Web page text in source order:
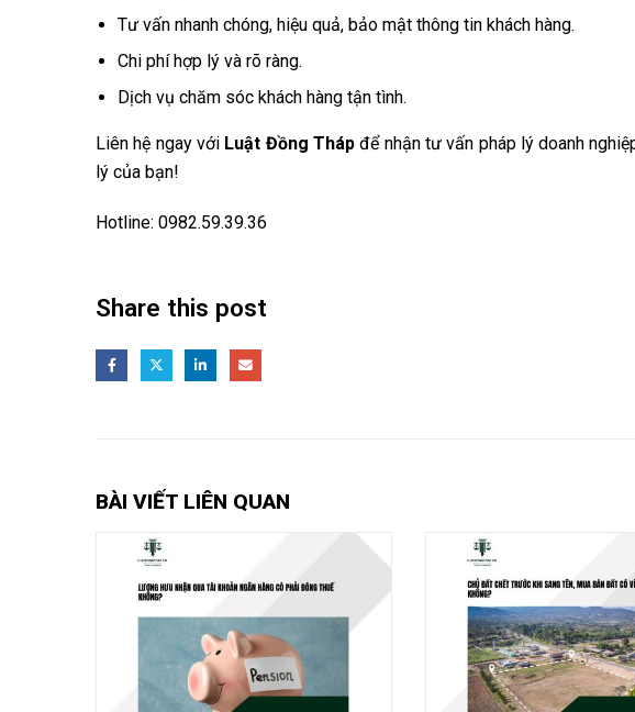
Tư vấn nhanh chóng, hiệu quả, bảo mật thông tin khách hàng.
Chi phí hợp lý và rõ ràng.
Dịch vụ chăm sóc khách hàng tận tình.
Liên hệ ngay với Luật Đồng Thápđể nhận tư vấn pháp lý doanh
lý của bạn!
Hotline: 0982.59.39.36
Share this post
BÀI VIẾT LIÊN QUAN